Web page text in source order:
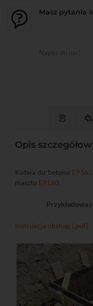
Masz pytania
Opis
Kotwa do betonu E9162
masztu E9160.
Przykładowa
Instrukcja obsługi (.pdf)